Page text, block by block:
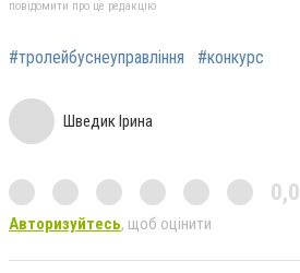
повідомити про це редакцію
#тролейбуснеуправління #конкурс
Шведик Ірина
0,0
Авторизуйтесь, щоб оцінити